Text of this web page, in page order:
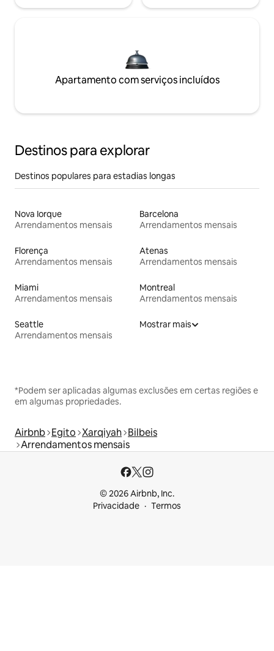
Apartamento com serviços incluídos
Destinos para explorar
Destinos populares para estadias longas
Nova Iorque
Arrendamentos mensais
Barcelona
Arrendamentos mensais
Florença
Arrendamentos mensais
Atenas
Arrendamentos mensais
Miami
Arrendamentos mensais
Montreal
Arrendamentos mensais
Seattle
Arrendamentos mensais
Mostrar mais
*Podem ser aplicadas algumas exclusões em certas regiões e
em algumas propriedades.
Airbnb Egito Xarqiyah Bilbeis
Arrendamentos mensais
© 2026 Airbnb, Inc.
Privacidade
Termos